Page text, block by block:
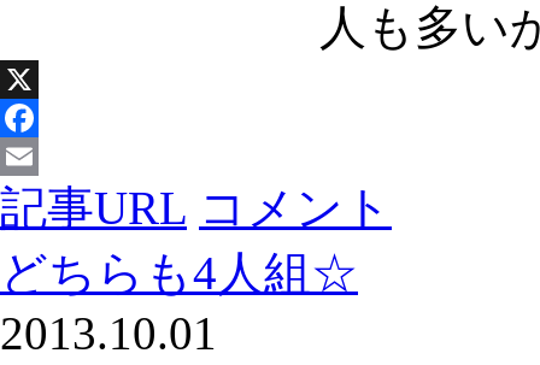
人も多い
X
Facebook
Email
記事URL コメント
どちらも4人組☆
2013.10.01